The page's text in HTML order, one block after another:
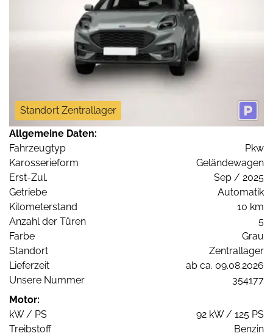
Standort Zentrallager
Allgemeine Daten:
Fahrzeugtyp
Pkw
Karosserieform
Geländewagen
Erst-Zul.
Sep / 2025
Getriebe
Automatik
Kilometerstand
10 km
Anzahl der Türen
5
Farbe
Grau
Standort
Zentrallager
Lieferzeit
ab ca. 09.08.2026
Unsere Nummer
354177
Motor:
kW / PS
92 kW / 125 PS
Treibstoff
Benzin